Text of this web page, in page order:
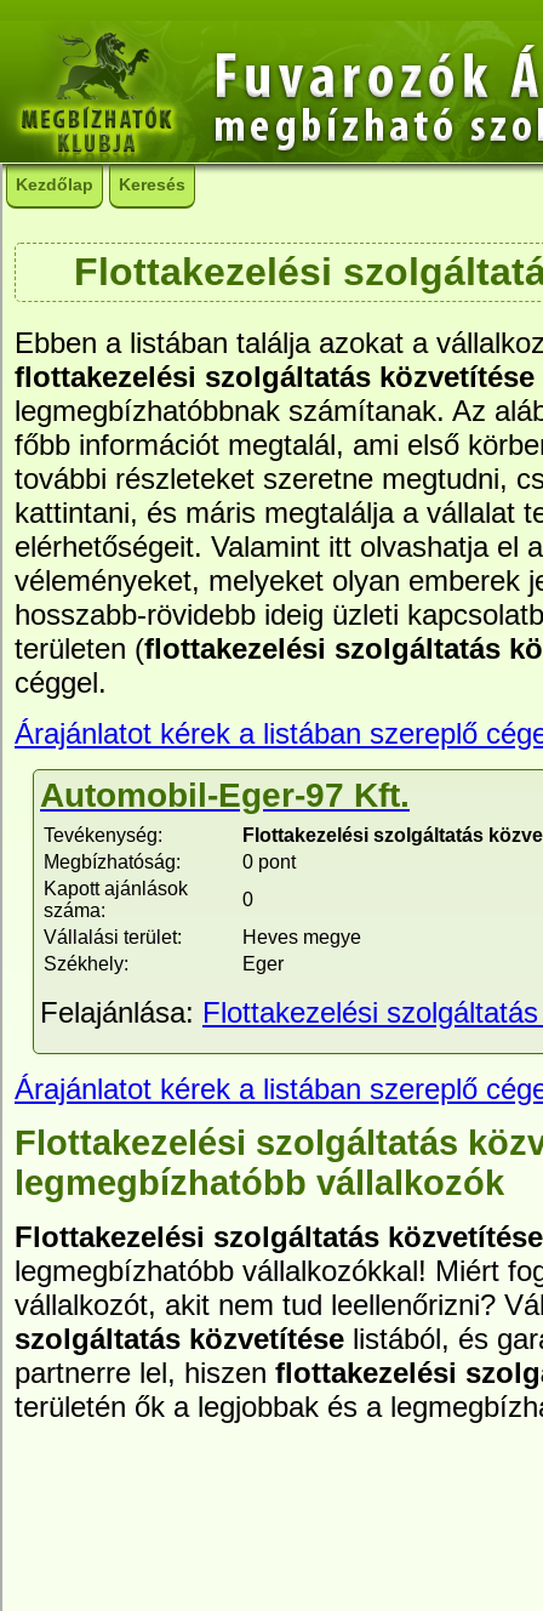
Kezdőlap Keresés
Flottakezelési
Ebben a listában találja azokat a
flottakezelési szolgáltatás közvetítése
legmegbízhatóbbnak számítanak. Az
főbb információt megtalál, ami első
további részleteket szeretne megtudni,
kattintani, és máris megtalálja a vállalat
elérhetőségeit. Valamint itt olvashatja el
véleményeket, melyeket olyan emberek
hosszabb-rövidebb ideig üzleti
területen (flottakezelési szolgáltatás
céggel.
Árajánlatot kérek a listában szereplő
Automobil-Eger-97 Kft.
Tevékenység:
Flottakezelési szolgáltatás
Megbízhatóság:
0 pont
Kapott ajánlások
száma:
0
Vállalási terület:
Heves megye
Székhely:
Eger
Felajánlása: Flottakezelési
Árajánlatot kérek a listában szereplő
Flottakezelési szolgáltatás
legmegbízhatóbb vállalkozók
Flottakezelési szolgáltatás közvetítése
legmegbízhatóbb vállalkozókkal! Miért
vállalkozót, akit nem tud leellenőrizni?
szolgáltatás közvetítése listából, és
partnerre lel, hiszen flottakezelési
területén ők a legjobbak és a